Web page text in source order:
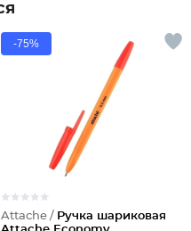
-75%
Attache / Ручка шариковая